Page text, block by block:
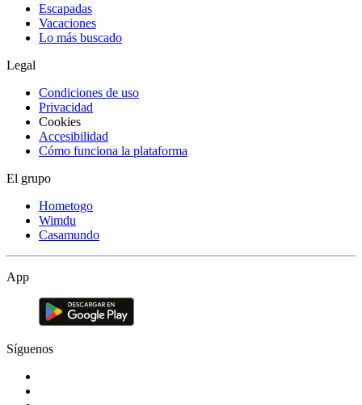
Escapadas
Vacaciones
Lo más buscado
Legal
Condiciones de uso
Privacidad
Cookies
Accesibilidad
Cómo funciona la plataforma
El grupo
Hometogo
Wimdu
Casamundo
App
Síguenos